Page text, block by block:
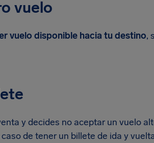
vuelo
vuelo disponible hacia tu destino,
y decides no aceptar un vuelo
caso de tener un billete de ida y